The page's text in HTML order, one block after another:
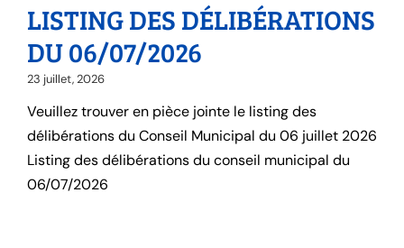
LISTING DES DÉLIBÉRATIONS
DU 06/07/2026
23 juillet, 2026
Veuillez trouver en pièce jointe le listing des
délibérations du Conseil Municipal du 06 juillet 2026
Listing des délibérations du conseil municipal du
06/07/2026